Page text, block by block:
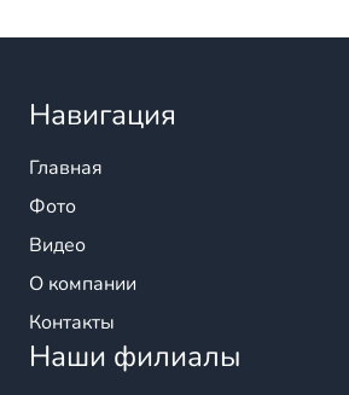
Навигация
Главная
Фото
Видео
О компании
Контакты
Наши филиалы